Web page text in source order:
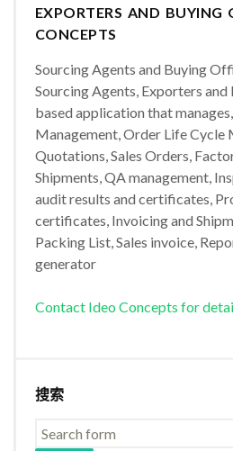
EXPORTERS AND BUYING
CONCEPTS
Sourcing Agents and Buying
Sourcing Agents, Exporters
based application that
Management, Order Life Cycle
Quotations, Sales Orders,
Shipments, QA management,
audit results and certificates,
certificates, Invoicing and
Packing List, Sales invoice,
generator
Contact Ideo Concepts for
搜索